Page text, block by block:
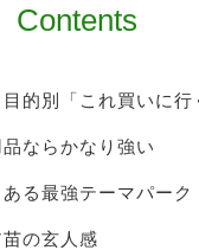
Contents
的別「これ買いに行
ならかなり強い
る最強テーマパーク
の玄人感